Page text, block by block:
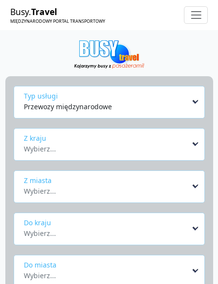
Busy.Travel
MIĘDZYNARODOWY PORTAL TRANSPORTOWY
Typ usługi
Przewozy międzynarodowe
Z kraju
Wybierz...
Z miasta
Wybierz...
Do kraju
Wybierz...
Do miasta
Wybierz...